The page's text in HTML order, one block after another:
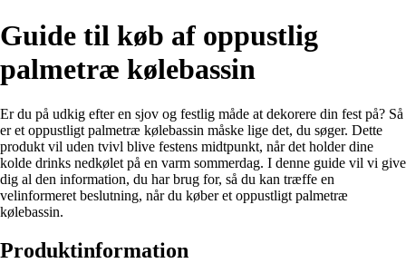
Guide til køb af oppustlig
palmetræ kølebassin
Er du på udkig efter en sjov og festlig måde at dekorere din fest på? Så
er et oppustligt palmetræ kølebassin måske lige det, du søger. Dette
produkt vil uden tvivl blive festens midtpunkt, når det holder dine
kolde drinks nedkølet på en varm sommerdag. I denne guide vil vi give
dig al den information, du har brug for, så du kan træffe en
velinformeret beslutning, når du køber et oppustligt palmetræ
kølebassin.
Produktinformation